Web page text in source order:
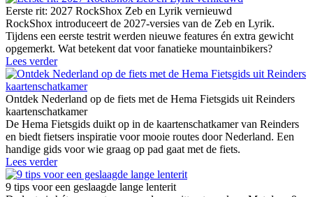
Eerste rit: 2027 RockShox Zeb en Lyrik vernieuwd
RockShox introduceert de 2027-versies van de Zeb en Lyrik.
Tijdens een eerste testrit werden nieuwe features én extra gewicht
opgemerkt. Wat betekent dat voor fanatieke mountainbikers?
Lees verder
Ontdek Nederland op de fiets met de Hema Fietsgids uit Reinders
kaartenschatkamer
De Hema Fietsgids duikt op in de kaartenschatkamer van Reinders
en biedt fietsers inspiratie voor mooie routes door Nederland. Een
handige gids voor wie graag op pad gaat met de fiets.
Lees verder
9 tips voor een geslaagde lange lenterit